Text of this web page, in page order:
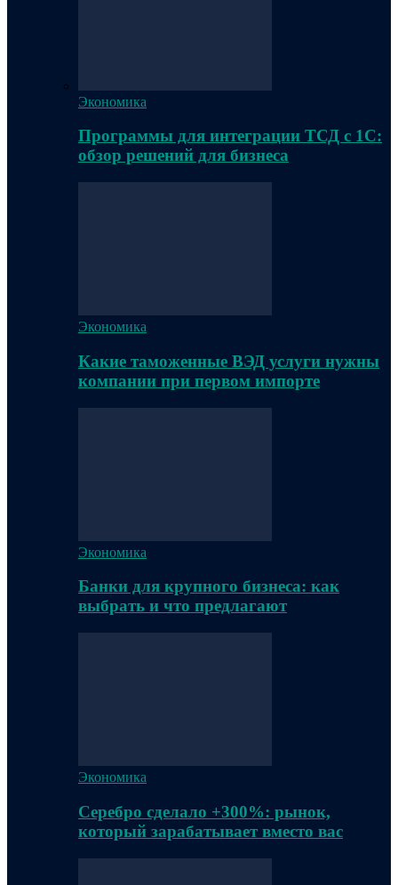
Экономика
Программы для интеграции ТСД с 1С:
обзор решений для бизнеса
Экономика
Какие таможенные ВЭД услуги нужны
компании при первом импорте
Экономика
Банки для крупного бизнеса: как
выбрать и что предлагают
Экономика
Серебро сделало +300%: рынок,
который зарабатывает вместо вас